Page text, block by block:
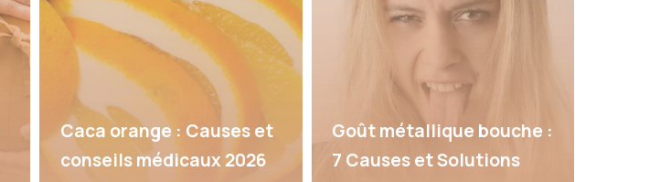
Caca orange : Causes et
conseils médicaux 2026
Goût métallique bouche :
7 Causes et Solutions